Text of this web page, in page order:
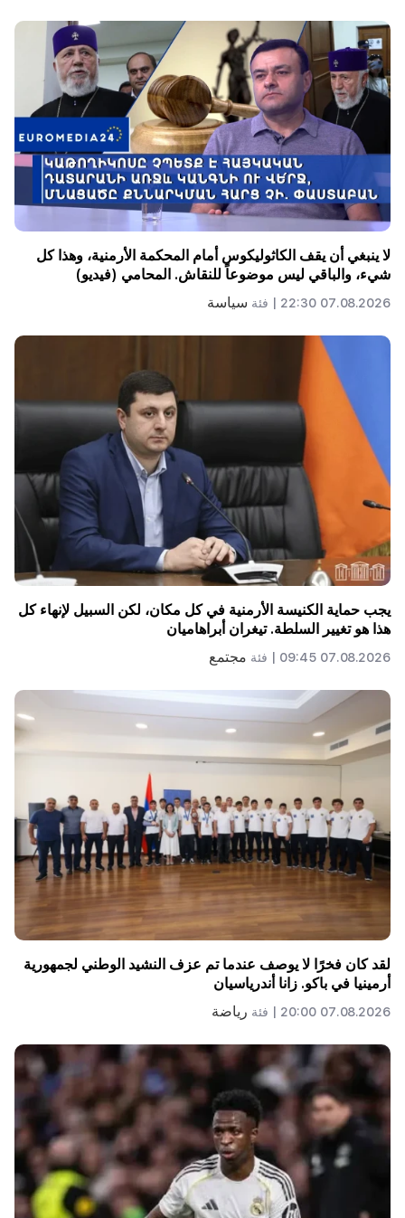
لا ينبغي أن يقف الكاثوليكوس أمام المحكمة الأرمنية، وهذا كل
شيء، والباقي ليس موضوعاً للنقاش. المحامي (فيديو)
07.08.2026 22:30 | فئة سياسة
يجب حماية الكنيسة الأرمنية في كل مكان، لكن السبيل لإنهاء كل
هذا هو تغيير السلطة. تيغران أبراهاميان
07.08.2026 09:45 | فئة مجتمع
لقد كان فخرًا لا يوصف عندما تم عزف النشيد الوطني لجمهورية
أرمينيا في باكو. زانا أندرياسيان
07.08.2026 20:00 | فئة رياضة